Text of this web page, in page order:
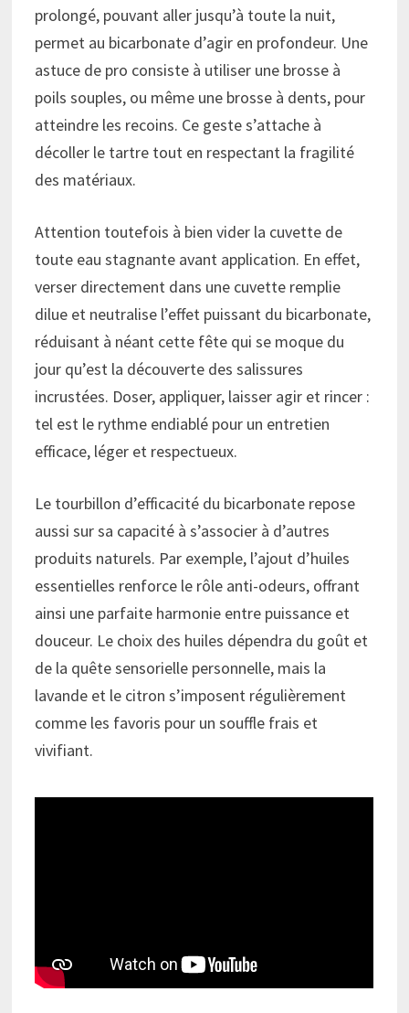
prolongé, pouvant aller jusqu’à toute la nuit,
permet au bicarbonate d’agir en profondeur. Une
astuce de pro consiste à utiliser une brosse à
poils souples, ou même une brosse à dents, pour
atteindre les recoins. Ce geste s’attache à
décoller le tartre tout en respectant la fragilité
des matériaux.
Attention toutefois à bien vider la cuvette de
toute eau stagnante avant application. En effet,
verser directement dans une cuvette remplie
dilue et neutralise l’effet puissant du bicarbonate,
réduisant à néant cette fête qui se moque du
jour qu’est la découverte des salissures
incrustées. Doser, appliquer, laisser agir et rincer :
tel est le rythme endiablé pour un entretien
efficace, léger et respectueux.
Le tourbillon d’efficacité du bicarbonate repose
aussi sur sa capacité à s’associer à d’autres
produits naturels. Par exemple, l’ajout d’huiles
essentielles renforce le rôle anti-odeurs, offrant
ainsi une parfaite harmonie entre puissance et
douceur. Le choix des huiles dépendra du goût et
de la quête sensorielle personnelle, mais la
lavande et le citron s’imposent régulièrement
comme les favoris pour un souffle frais et
vivifiant.